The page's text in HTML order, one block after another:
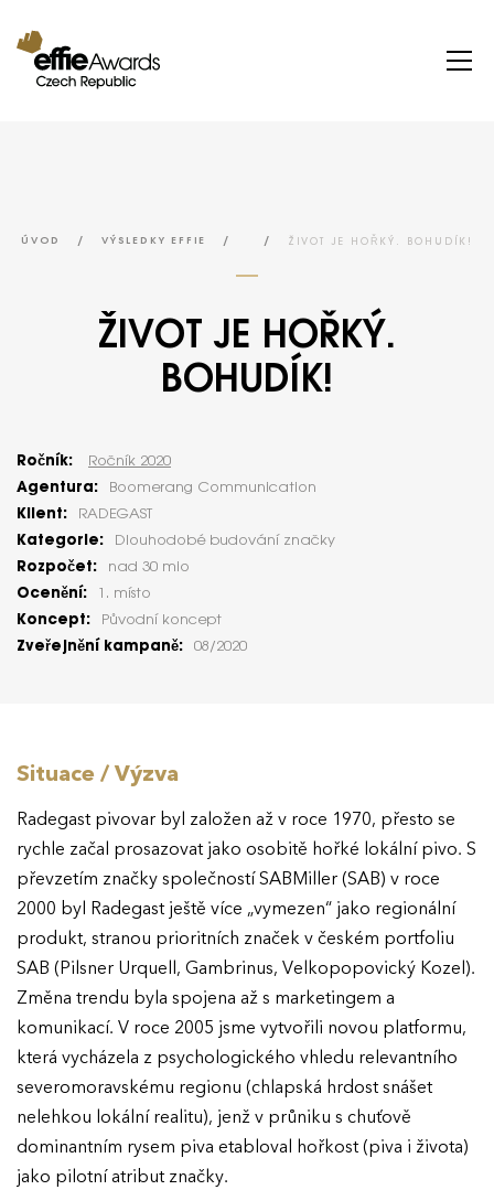
ÚVOD / VÝSLEDKY EFFIE / / ŽIVOT JE HOŘKÝ. BOHUDÍK!
ŽIVOT JE HOŘKÝ.
BOHUDÍK!
Ročník: Ročník 2020
Agentura: Boomerang Communication
Klient: RADEGAST
Kategorie: Dlouhodobé budování značky
Rozpočet: nad 30 mio
Ocenění: 1. místo
Koncept: Původní koncept
Zveřejnění kampaně: 08/2020
Situace / Výzva
Radegast pivovar byl založen až v roce 1970, přesto se
rychle začal prosazovat jako osobitě hořké lokální pivo. S
převzetím značky společností SABMiller (SAB) v roce
2000 byl Radegast ještě více „vymezen“ jako regionální
produkt, stranou prioritních značek v českém portfoliu
SAB (Pilsner Urquell, Gambrinus, Velkopopovický Kozel).
Změna trendu byla spojena až s marketingem a
komunikací. V roce 2005 jsme vytvořili novou platformu,
která vycházela z psychologického vhledu relevantního
severomoravskému regionu (chlapská hrdost snášet
nelehkou lokální realitu), jenž v průniku s chuťově
dominantním rysem piva etabloval hořkost (piva i života)
jako pilotní atribut značky.